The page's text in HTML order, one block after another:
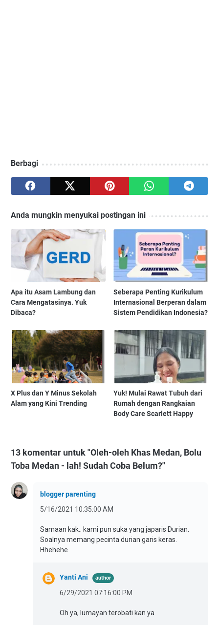
Berbagi
Anda mungkin menyukai postingan ini
Apa itu Asam Lambung dan
Cara Mengatasinya. Yuk
Dibaca?
Seberapa Penting Kurikulum
Internasional Berperan dalam
Sistem Pendidikan Indonesia?
X Plus dan Y Minus Sekolah
Alam yang Kini Trending
Yuk! Mulai Rawat Tubuh dari
Rumah dengan Rangkaian
Body Care Scarlett Happy
13 komentar untuk "Oleh-oleh Khas Medan, Bolu
Toba Medan - lah! Sudah Coba Belum?"
blogger parenting
5/16/2021 10:35:00 AM
Samaan kak.. kami pun suka yang japaris Durian.
Soalnya memang pecinta durian garis keras.
Hhehehe
Yanti Ani
6/29/2021 07:16:00 PM
Oh ya, lumayan terobati kan ya